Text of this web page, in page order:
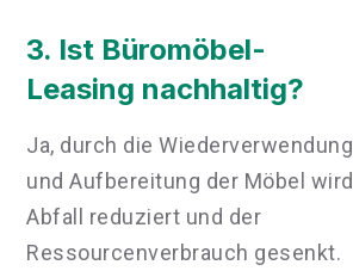
3. Ist Büromöbel-
Leasing nachhaltig?
Ja, durch die Wiederverwendung
und Aufbereitung der Möbel wird
Abfall reduziert und der
Ressourcenverbrauch gesenkt.